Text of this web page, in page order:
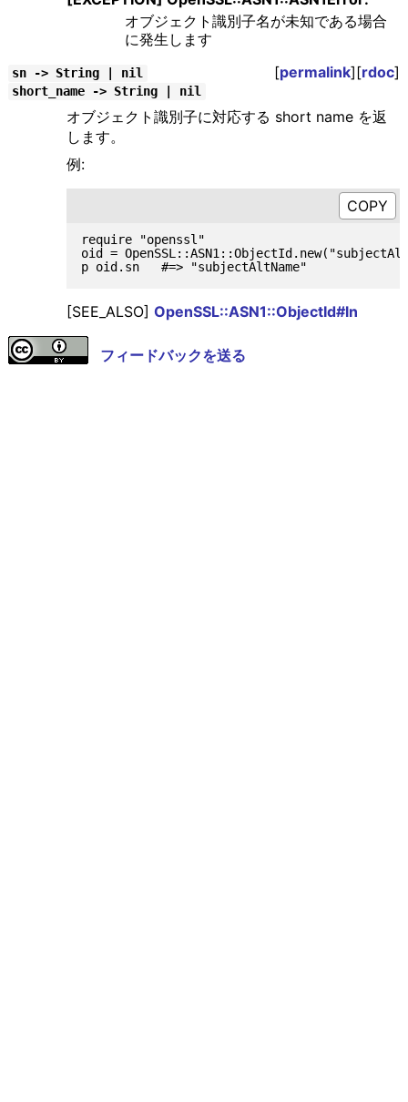
オブジェクト識別子名が未知である場合
に発生します
sn -> String | nil [permalink][rdoc]
short_name -> String | nil
オブジェクト識別子に対応する short name を返
します。
例:
require "openssl"
oid =
[SEE_ALSO] OpenSSL::ASN1::ObjectId#ln
フィードバックを送る